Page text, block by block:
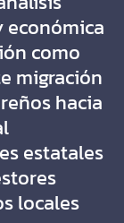
económica
como
migración
hacia
estatales
locales